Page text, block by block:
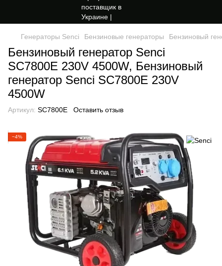
Генераторы Senci Бензиновые генераторы Бензиновый
Бензиновый генератор Senci
SC7800E 230V 4500W, Бензиновый
генератор Senci SC7800E 230V
4500W
Артикул: SC7800E Оставить отзыв
−4%